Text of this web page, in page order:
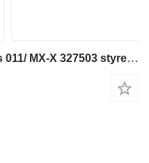
DANAHER-MOTION K, Series 011/ MX-X 327503 styrenhet till Linde K, Series 011/ MX-X materialhanteringsmaskin